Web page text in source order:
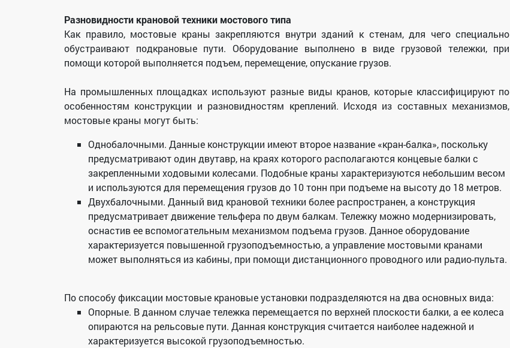
Разновидности крановой техники мостового типа
Как правило, мостовые краны закрепляются внутри зданий к стенам, для чего специально
обустраивают подкрановые пути. Оборудование выполнено в виде грузовой тележки, при
помощи которой выполняется подъем, перемещение, опускание грузов.
На промышленных площадках используют разные виды кранов, которые классифицируют по
особенностям конструкции и разновидностям креплений. Исходя из составных механизмов,
мостовые краны могут быть:
Однобалочными. Данные конструкции имеют второе название «кран-балка», поскольку
предусматривают один двутавр, на краях которого располагаются концевые балки с
закрепленными ходовыми колесами. Подобные краны характеризуются небольшим весом
и используются для перемещения грузов до 10 тонн при подъеме на высоту до 18 метров.
Двухбалочными. Данный вид крановой техники более распространен, а конструкция
предусматривает движение тельфера по двум балкам. Тележку можно модернизировать,
оснастив ее вспомогательным механизмом подъема грузов. Данное оборудование
характеризуется повышенной грузоподъемностью, а управление мостовыми кранами
может выполняться из кабины, при помощи дистанционного проводного или радио-пульта.
По способу фиксации мостовые крановые установки подразделяются на два основных вида:
Опорные. В данном случае тележка перемещается по верхней плоскости балки, а ее колеса
опираются на рельсовые пути. Данная конструкция считается наиболее надежной и
характеризуется высокой грузоподъемностью.